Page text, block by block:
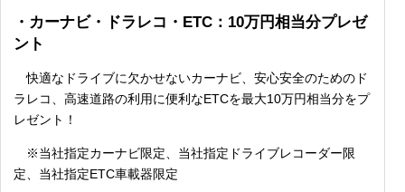
・カーナビ・ドラレコ・ETC：10万円相当分プレゼ
ント
快適なドライブに欠かせないカーナビ、安心安全のためのド
ラレコ、高速道路の利用に便利なETCを最大10万円相当分をプ
レゼント！
※当社指定カーナビ限定、当社指定ドライブレコーダー限
定、当社指定ETC車載器限定